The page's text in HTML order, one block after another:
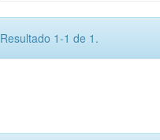
Resultado 1-1 de 1.